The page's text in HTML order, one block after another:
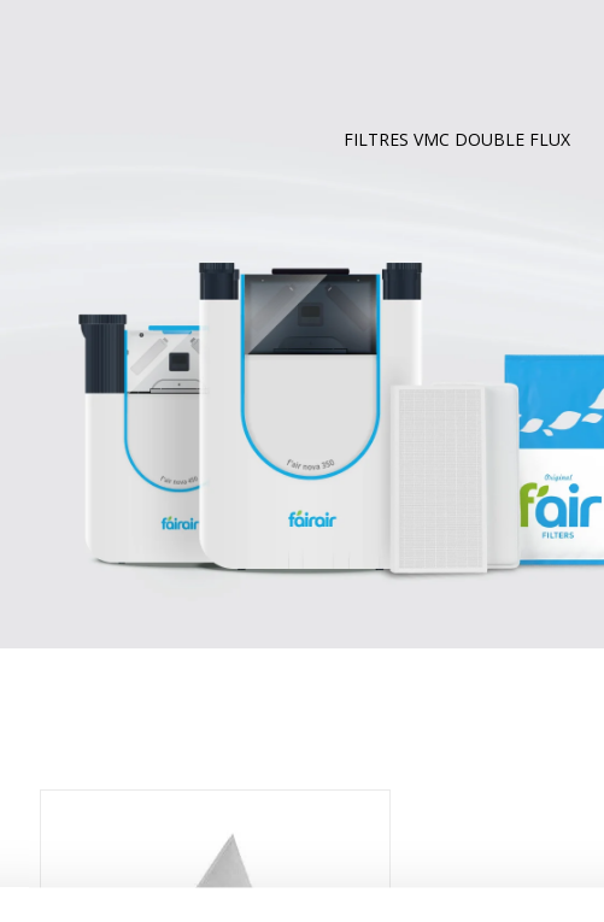
FILTRES VMC DOUBLE FLUX